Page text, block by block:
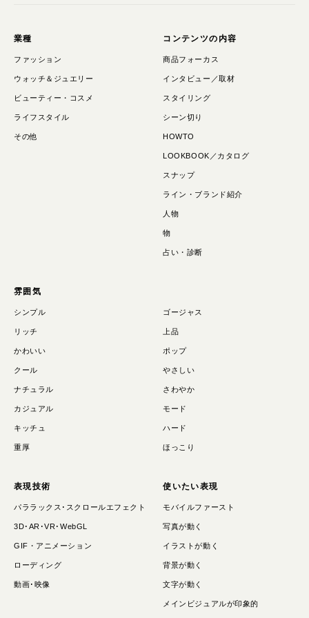
業種
ファッション
ウォッチ＆ジュエリー
ビューティー・コスメ
ライフスタイル
その他
コンテンツの内容
商品フォーカス
インタビュー／取材
スタイリング
シーン切り
HOWTO
LOOKBOOK／カタログ
スナップ
ライン・ブランド紹介
人物
物
占い・診断
雰囲気
シンプル ゴージャス
リッチ 上品
かわいい ポップ
クール やさしい
ナチュラル さわやか
カジュアル モード
キッチュ ハード
重厚 ほっこり
表現技術
パララックス･スクロールエフェクト
3D･AR･VR･WebGL
GIF・アニメーション
ローディング
動画･映像
使いたい表現
モバイルファースト
写真が動く
イラストが動く
背景が動く
文字が動く
メインビジュアルが印象的